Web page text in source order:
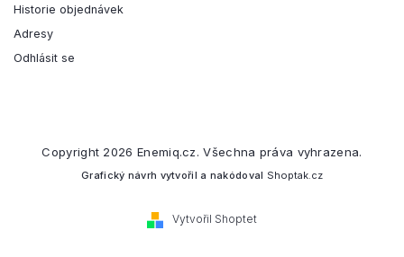
Historie objednávek
Adresy
Odhlásit se
Vytvořil Shoptet
Copyright 2026 Enemiq.cz. Všechna práva vyhrazena.
Grafický návrh vytvořil a nakódoval Shoptak.cz